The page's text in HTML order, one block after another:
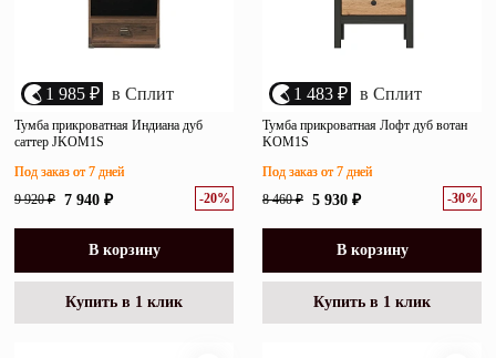
1 985 ₽ в Сплит
Тумба прикроватная Индиана дуб
саттер JKOM1S
9 920 ₽ 7 940 ₽ -20%
Под заказ от 7 дней
В корзину
Купить в 1 клик
1 483 ₽ в Сплит
Тумба прикроватная Лофт дуб вотан
KOM1S
8 460 ₽ 5 930 ₽ -30%
Под заказ от 7 дней
В корзину
Купить в 1 клик